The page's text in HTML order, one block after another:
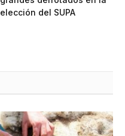
elección del SUPA